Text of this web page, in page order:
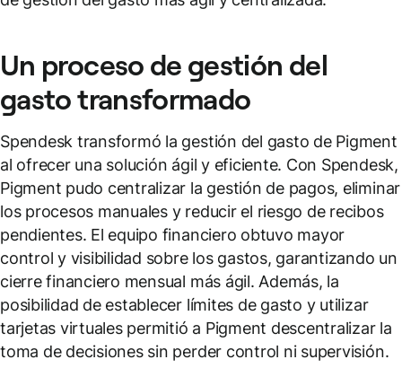
Un proceso de gestión del
gasto transformado
Spendesk transformó la gestión del gasto de Pigment
al ofrecer una solución ágil y eficiente. Con Spendesk,
Pigment pudo centralizar la gestión de pagos, eliminar
los procesos manuales y reducir el riesgo de recibos
pendientes. El equipo financiero obtuvo mayor
control y visibilidad sobre los gastos, garantizando un
cierre financiero mensual más ágil. Además, la
posibilidad de establecer límites de gasto y utilizar
tarjetas virtuales permitió a Pigment descentralizar la
toma de decisiones sin perder control ni supervisión.